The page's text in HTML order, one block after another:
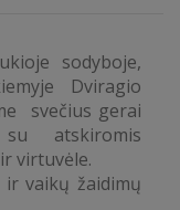
sodyboje,
Dviragio
svečius gerai
su atskiromis
virtuvėle.
vaikų žaidimų